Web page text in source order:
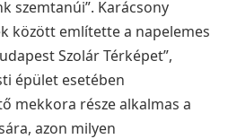
szemtanúi”. Karácsony
között említette a napelemes
Szolár Térképet”,
épület esetében
mekkora része alkalmas a
azon milyen